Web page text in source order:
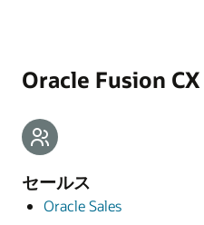
Oracle Fusion
セールス
Oracle Sales